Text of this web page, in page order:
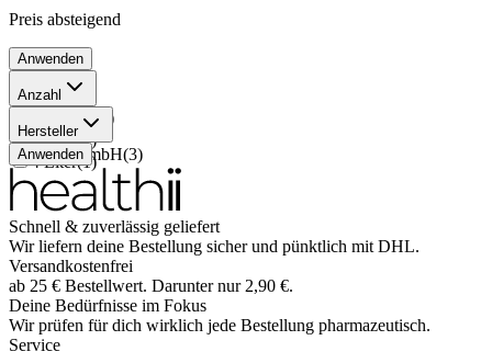
Preis absteigend
Anwenden
Anzahl
6x6 Liter(
)
6 Liter(1)
4 Liter(1)
Hersteller
GOX GmbH(3)
Anwenden
Schnell & zuverlässig geliefert
Wir liefern deine Bestellung sicher und pünktlich mit DHL.
Versandkostenfrei
ab 25 € Bestellwert. Darunter nur 2,90 €.
Deine Bedürfnisse im Fokus
Wir prüfen für dich wirklich jede Bestellung pharmazeutisch.
Service